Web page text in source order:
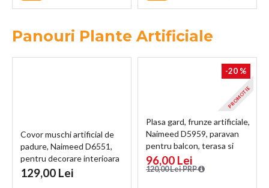
Panouri Plante Artificiale
Covor muschi artificial de
padure, Naimeed D6551,
pentru decorare interioara
sau exterioara, Verde,
1000x1000x30mm
129,00 Lei
PROMOTIE
-20 %
Plasa gard, frunze artificiale,
Naimeed D5959, paravan
pentru balcon, terasa si
gard, Verde, 1000x3000mm
96,00 Lei
120,00 Lei PRP